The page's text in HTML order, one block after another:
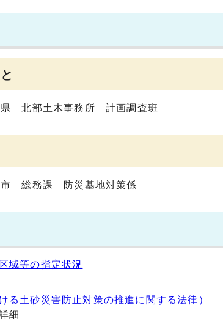
北部土木事務所 計画調査班
総務課 防災基地対策係
域等の指定状況
る土砂災害防止対策の推進に関する法律）
細